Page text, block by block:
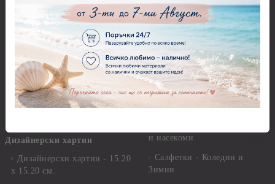
Варак, Шлак метал, Фолио,
Лакове и защитни покрития
Лепила
Краклета и медиуми
Шаблони
Дизайнерски хартии
Дизайнерски хартии - 15.20
х 15.20 см.
Моливи, акварелни
комплекти
Свещи
Салфетки
Салфетки - Великден
Салфетки - Детски
и насекоми
Салфетки - Коледни и
Зимни